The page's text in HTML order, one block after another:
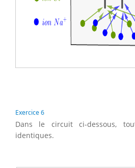
Exercice 6
Dans le circuit ci-dessous,
identiques.